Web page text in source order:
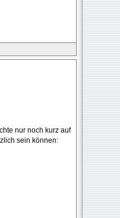
nur noch kurz auf
sein können: